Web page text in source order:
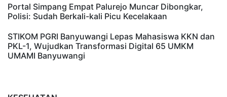
Portal Simpang Empat Palurejo Muncar Dibongkar,
Polisi: Sudah Berkali-kali Picu Kecelakaan
STIKOM PGRI Banyuwangi Lepas Mahasiswa KKN dan
PKL-1, Wujudkan Transformasi Digital 65 UMKM
UMAMI Banyuwangi